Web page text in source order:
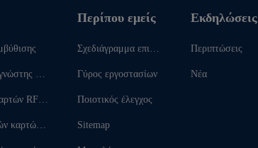
κα
RFI
καρτών ε
Περίπου εμείς
Σχεδιάγραμμα επιχεί
Γύρος εργοστασίων
Ποιοτικός έλεγχος
Sitemap
Εκδηλώσεις
Περιπτώσεις
Νέα